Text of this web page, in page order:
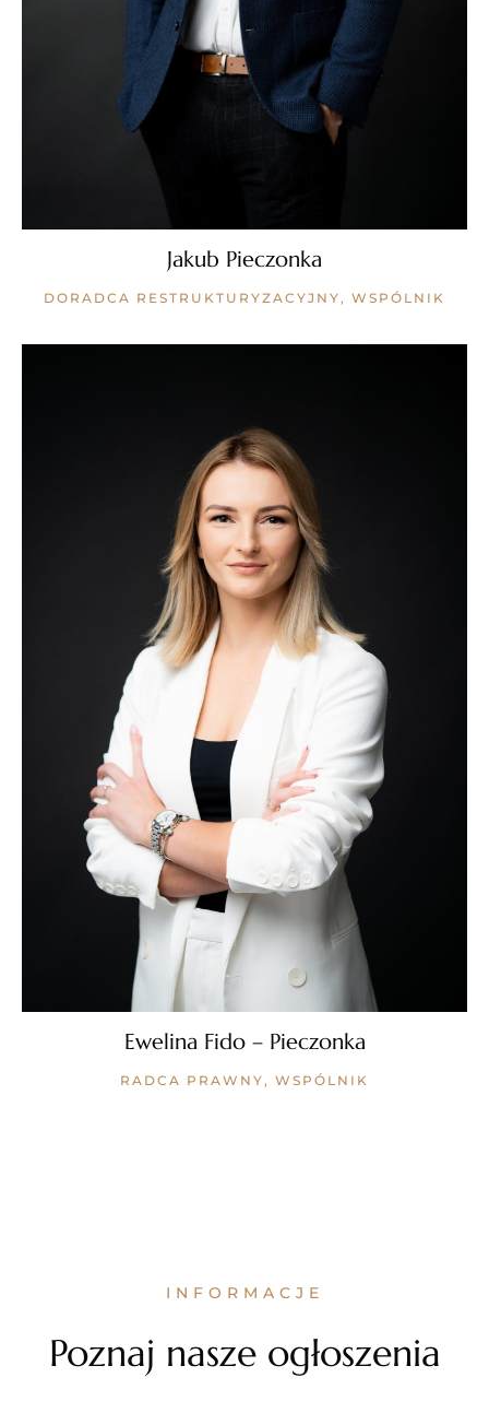
Jakub Pieczonka
DORADCA RESTRUKTURYZACYJNY, WSPÓLNIK
Ewelina Fido – Pieczonka
RADCA PRAWNY, WSPÓLNIK
INFORMACJE
Poznaj nasze ogłoszenia